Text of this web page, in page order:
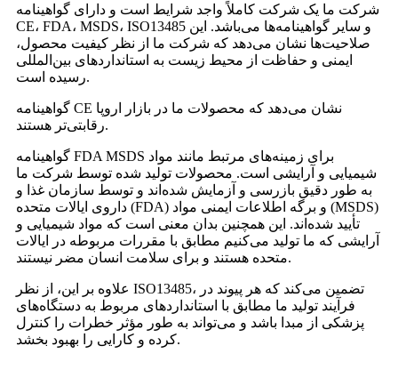
شرکت ما یک شرکت کاملاً واجد شرایط است و دارای گواهینامه
CE، FDA، MSDS، ISO13485 و سایر گواهینامه‌ها می‌باشد. این
صلاحیت‌ها نشان می‌دهد که شرکت ما از نظر کیفیت محصول،
ایمنی و حفاظت از محیط زیست به استانداردهای بین‌المللی
رسیده است.
گواهینامه CE نشان می‌دهد که محصولات ما در بازار اروپا
رقابتی‌تر هستند.
گواهینامه FDA MSDS برای زمینه‌های مرتبط مانند مواد
شیمیایی و آرایشی است. محصولات تولید شده توسط شرکت ما
به طور دقیق بازرسی و آزمایش شده‌اند و توسط سازمان غذا و
داروی ایالات متحده (FDA) و برگه اطلاعات ایمنی مواد (MSDS)
تأیید شده‌اند. این همچنین بدان معنی است که مواد شیمیایی و
آرایشی که ما تولید می‌کنیم مطابق با مقررات مربوطه در ایالات
متحده هستند و برای سلامت انسان مضر نیستند.
علاوه بر این، از نظر ISO13485، تضمین می‌کند که هر پیوند در
فرآیند تولید ما مطابق با استانداردهای مربوط به دستگاه‌های
پزشکی از مبدا باشد و می‌تواند به طور مؤثر خطرات را کنترل
کرده و کارایی را بهبود بخشد.